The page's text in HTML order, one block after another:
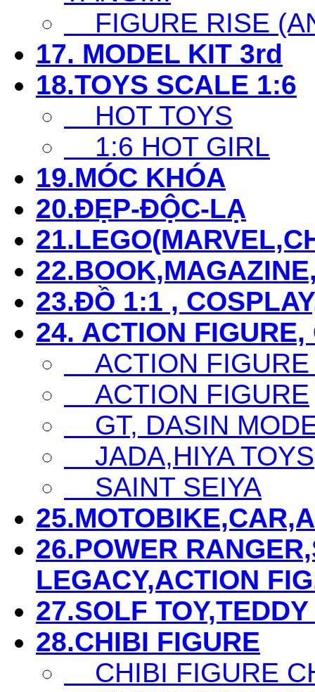
FIGURE RISE
17. MODEL KIT 3rd
18.TOYS SCALE 1:6
HOT TOYS
1:6 HOT GIRL
19.MÓC KHÓA
20.ĐẸP-ĐỘC-LẠ
23.ĐỒ 1:1 ,
24. ACTION
ACTION
ACTION FIGURE
GT, DASIN
JADA,HIYA TOYS
SAINT SEIYA
26.POWER
LEGACY,ACTION
27.SOLF
28.CHIBI FIGURE
CHIBI FIGURE